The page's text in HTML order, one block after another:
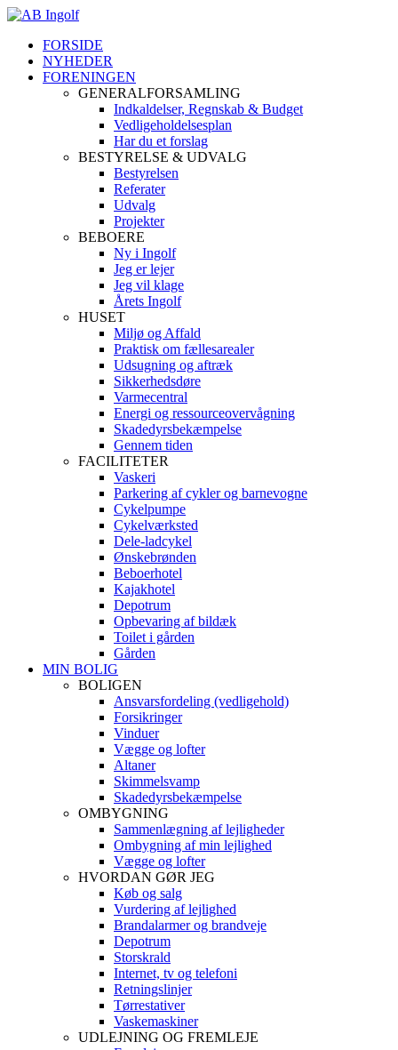
FORSIDE
NYHEDER
FORENINGEN
GENERALFORSAMLING
Indkaldelser, Regnskab & Budget
Vedligeholdelsesplan
Har du et forslag
BESTYRELSE & UDVALG
Bestyrelsen
Referater
Udvalg
Projekter
BEBOERE
Ny i Ingolf
Jeg er lejer
Jeg vil klage
Årets Ingolf
HUSET
Miljø og Affald
Praktisk om fællesarealer
Udsugning og aftræk
Sikkerhedsdøre
Varmecentral
Energi og ressourceovervågning
Skadedyrsbekæmpelse
Gennem tiden
FACILITETER
Vaskeri
Parkering af cykler og barnevogne
Cykelpumpe
Cykelværksted
Dele-ladcykel
Ønskebrønden
Beboerhotel
Kajakhotel
Depotrum
Opbevaring af bildæk
Toilet i gården
Gården
MIN BOLIG
BOLIGEN
Ansvarsfordeling (vedligehold)
Forsikringer
Vinduer
Vægge og lofter
Altaner
Skimmelsvamp
Skadedyrsbekæmpelse
OMBYGNING
Sammenlægning af lejligheder
Ombygning af min lejlighed
Vægge og lofter
HVORDAN GØR JEG
Køb og salg
Vurdering af lejlighed
Brandalarmer og brandveje
Depotrum
Storskrald
Internet, tv og telefoni
Retningslinjer
Tørrestativer
Vaskemaskiner
UDLEJNING OG FREMLEJE